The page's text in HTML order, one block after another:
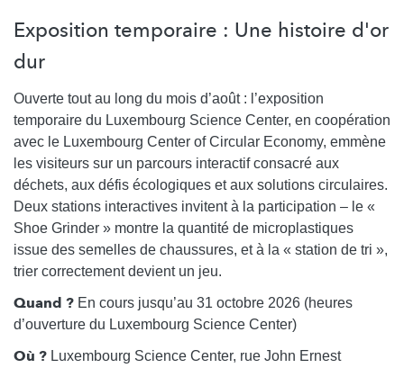
Exposition temporaire : Une histoire d'or
dur
Ouverte tout au long du mois d’août : l’exposition
temporaire du Luxembourg Science Center, en coopération
avec le Luxembourg Center of Circular Economy, emmène
les visiteurs sur un parcours interactif consacré aux
déchets, aux défis écologiques et aux solutions circulaires.
Deux stations interactives invitent à la participation – le «
Shoe Grinder » montre la quantité de microplastiques
issue des semelles de chaussures, et à la « station de tri »,
trier correctement devient un jeu.
Quand ? En cours jusqu’au 31 octobre 2026 (heures
d’ouverture du Luxembourg Science Center)
Où ? Luxembourg Science Center, rue John Ernest